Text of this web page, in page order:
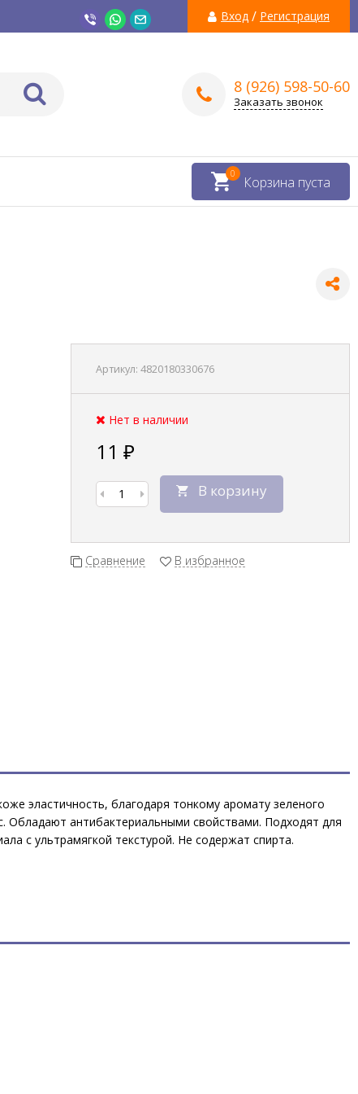
Вход / Регистрация
8 (926) 598-50-60
Заказать звонок
Корзина пуста
0
Артикул: 4820180330676
Нет в наличии
11 ₽
В корзину
Сравнение В избранное
эластичность, благодаря тонкому аромату зеленого
антибактериальными свойствами. Подходят для
с ультрамягкой текстурой. Не содержат спирта.